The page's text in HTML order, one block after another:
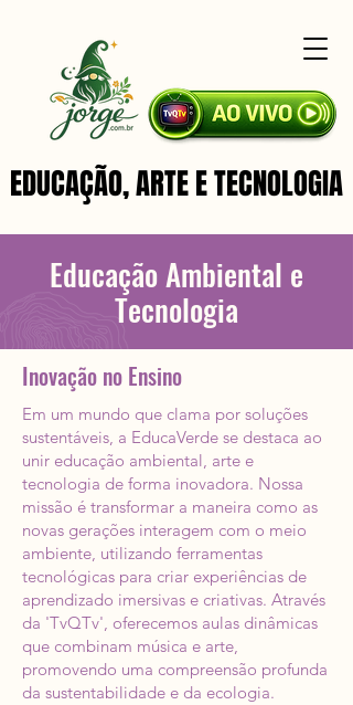
EDUCAÇÃO, ARTE E TECNOLOGIA
EDUCAÇÃO, ARTE E TECNOLOGIA
Educação Ambiental e
Tecnologia
Inovação no Ensino
Em um mundo que clama por soluções
sustentáveis, a EducaVerde se destaca ao
unir educação ambiental, arte e
tecnologia de forma inovadora. Nossa
missão é transformar a maneira como as
novas gerações interagem com o meio
ambiente, utilizando ferramentas
tecnológicas para criar experiências de
aprendizado imersivas e criativas. Através
da 'TvQTv', oferecemos aulas dinâmicas
que combinam música e arte,
promovendo uma compreensão profunda
da sustentabilidade e da ecologia.